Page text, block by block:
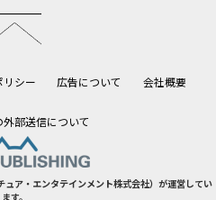
リシー 広告について 会社概要
部送信について
ア・エンタテインメント株式会社）が運営してい
ます。